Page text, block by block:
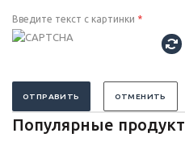
Введите текст с картинки *
ОТПРАВИТЬ ОТМЕНИТЬ
Популярные